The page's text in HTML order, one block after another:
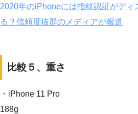
2020年のiPhoneには指紋認証がディ
る？信頼度抜群のメディアが報道
比較５、重さ
・iPhone 11 Pro
188g